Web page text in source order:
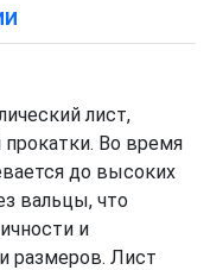
лист,
Во время
до высоких
вальцы, что
и
размеров. Лист